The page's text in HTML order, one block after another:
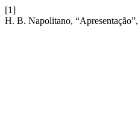
[1]
H. B. Napolitano, “Apresentação”,